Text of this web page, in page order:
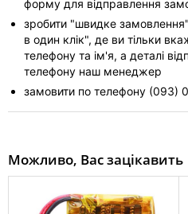
форму для відправлення
зробити "швидке
в один клік", де ви тільки
телефону та ім'я, а деталі
телефону наш менеджер
замовити по телефону (093)
Можливо, Вас зацікавить